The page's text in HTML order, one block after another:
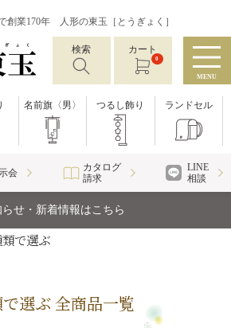
創業170年 人形の東玉［とうぎょく］
検索 カート
0
MENU
名前旗〈男〉 つるし飾り ランドセル
会
カタログ
請求
LINE
相談
らせ・新着情報はこちら
で選ぶ
選ぶ 全商品一覧